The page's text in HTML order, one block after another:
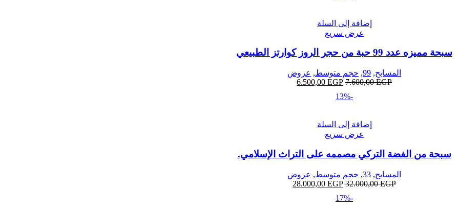
إضافة إلى السلة
عرض سريع
سبحة مميزه عدد 99 حبة من حجر الروز كوارتز الطبيعي
المسابح,
99
, حجم متوسط, عروض
7.600,00EGP
6.500,00 EGP
-13%
إضافة إلى السلة
عرض سريع
سبحة من الفضة التركي مصممه على التراث الإسلامي.
المسابح,
33
, حجم متوسط, عروض
32.000,00EGP
28.000,00 EGP
-17%